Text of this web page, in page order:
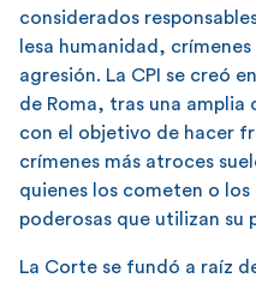
considerados
lesa humanidad,
agresión. La CPI se creó
de Roma, tras una amplia
con el objetivo de hacer
crímenes más atroces
quienes los cometen o
poderosas que utilizan su
La Corte se fundó a raíz